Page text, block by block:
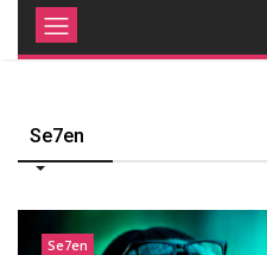
Se7en
Se7en